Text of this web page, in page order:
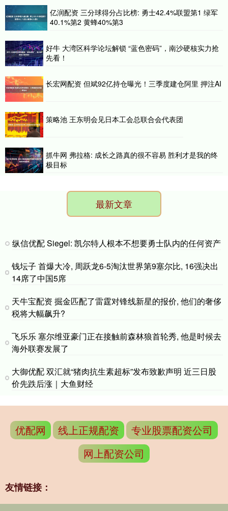
亿润配资 三分球得分占比榜: 勇士42.4%联盟第1 绿军
40.1%第2 黄蜂40%第3
好牛 大湾区科学论坛解锁 “蓝色密码”，南沙硬核实力抢
先看！
长宏网配资 但斌92亿持仓曝光！三季度建仓阿里 押注AI
策略池 王东明会见日本工会总联合会代表团
抓牛网 弗拉格: 成长之路真的很不容易 胜利才是我的终
极目标
最新文章
纵信优配 Siegel: 凯尔特人根本不想要勇士队内的任何资产
钱坛子 首爆大冷, 周跃龙6-5淘汰世界第9塞尔比, 16强决出
14席了中国5席
天牛宝配资 掘金匹配了雷霆对锋线新星的报价, 他们的奢侈
税将大幅飙升?
飞乐乐 塞尔维亚豪门正在接触前森林狼首轮秀, 他是时候去
海外联赛发展了
大御优配 双汇就“猪肉抗生素超标”发布致歉声明 近三日股
价先跌后涨｜大鱼财经
优配网 线上正规配资
专业股票配资公司
网上配资公司
友情链接：